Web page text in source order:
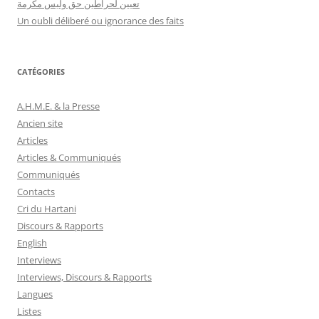
تعيين لحراطين حق وليس مكرمة
Un oubli déliberé ou ignorance des faits
CATÉGORIES
A.H.M.E. & la Presse
Ancien site
Articles
Articles & Communiqués
Communiqués
Contacts
Cri du Hartani
Discours & Rapports
English
Interviews
Interviews, Discours & Rapports
Langues
Listes